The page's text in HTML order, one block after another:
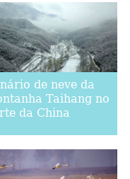
de neve da
Taihang no
da China